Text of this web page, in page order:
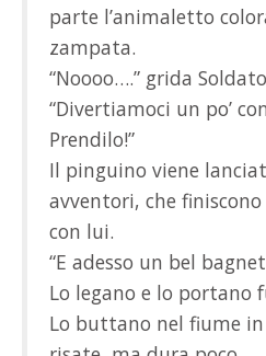
parte l’animaletto
zampata.
“Noooo….” grida
“Divertiamoci un po’
Prendilo!”
Il pinguino viene
avventori, che
con lui.
“E adesso un bel
Lo legano e lo portano
Lo buttano nel fiume